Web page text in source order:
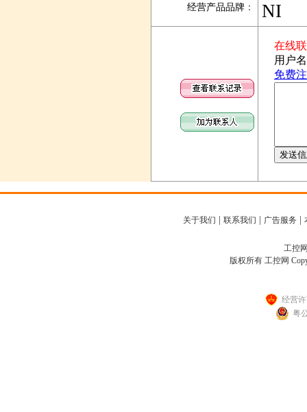
经营产品品牌 ： NI
关于我们 联系我们 广告服务
工控
版权所有 工控网
经营
粤